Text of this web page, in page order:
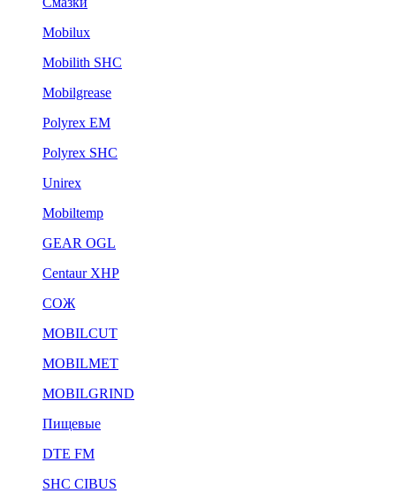
Mobilux
Mobilith SHC
Mobilgrease
Polyrex EM
Polyrex SHC
Unirex
Mobiltemp
GEAR OGL
Centaur XHP
СОЖ
MOBILCUT
MOBILMET
MOBILGRIND
Пищевые
DTE FM
SHC CIBUS